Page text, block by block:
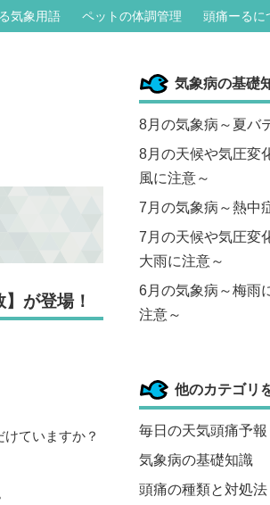
気象用語 ペットの体調管理 頭痛ーるに
が登場！
ていますか？
気象病の基礎
8月の気象病～夏バ
8月の天候や気圧変
風に注意～
7月の気象病～熱中
7月の天候や気圧変
大雨に注意～
6月の気象病～梅雨
注意～
他のカテゴリ
毎日の天気頭痛予報
気象病の基礎知識
頭痛の種類と対処法